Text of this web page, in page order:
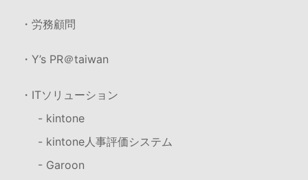
・労務顧問
・Y’s PR＠taiwan
・ITソリューション
- kintone
- kintone人事評価システム
- Garoon